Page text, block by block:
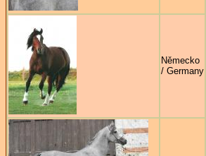
Německo
/ Germany